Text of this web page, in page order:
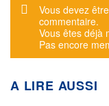
Message
Vous devez
commentaire.
Vous êtes déjà
Pas encore
A LIRE AUSSI